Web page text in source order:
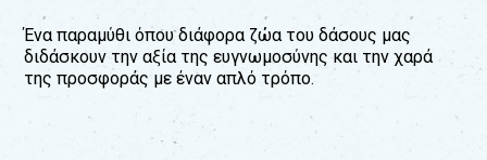
Ένα παραμύθι όπου διάφορα ζώα του δάσους μας
διδάσκουν την αξία της ευγνωμοσύνης και την χαρά
της προσφοράς με έναν απλό τρόπο.
συνεργάτες